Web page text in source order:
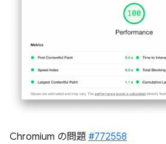
Chromium の問題 #772558